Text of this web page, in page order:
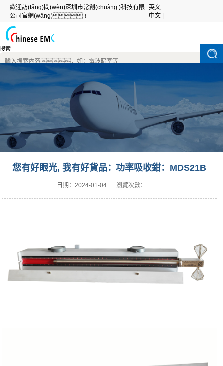
歡迎訪(fǎng)問(wèn)深圳市常創(chuàng )科技有限
公司官網(wǎng)！
英文
中文 |
搜索
您有好眼光, 我有好貨品：功率吸收鉗：MDS21B
2024-01-04
日期： 瀏覽次數：